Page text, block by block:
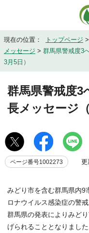
現在の位置： トップページ >
メッセージ > 群馬県警戒度3
3月5日）
群馬県警戒度3
長メッセージ
ページ番号1002273 更
みどり市を含む群馬県内9
ロナウイルス感染症の警
群馬県の発表によりみど
げられることとなりました